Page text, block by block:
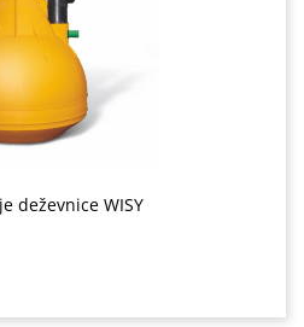
deževnice WISY